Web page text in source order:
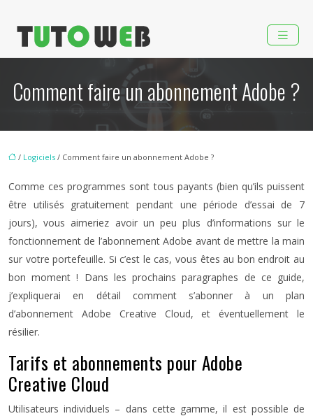
Comment faire un abonnement Adobe ?
/ Logiciels / Comment faire un abonnement Adobe ?
Comme ces programmes sont tous payants (bien qu’ils puissent
être utilisés gratuitement pendant une période d’essai de 7
jours), vous aimeriez avoir un peu plus d’informations sur le
fonctionnement de l’abonnement Adobe avant de mettre la main
sur votre portefeuille. Si c’est le cas, vous êtes au bon endroit au
bon moment ! Dans les prochains paragraphes de ce guide,
j’expliquerai en détail comment s’abonner à un plan
d’abonnement Adobe Creative Cloud, et éventuellement le
résilier.
Tarifs et abonnements pour Adobe
Creative Cloud
Utilisateurs individuels – dans cette gamme, il est possible de